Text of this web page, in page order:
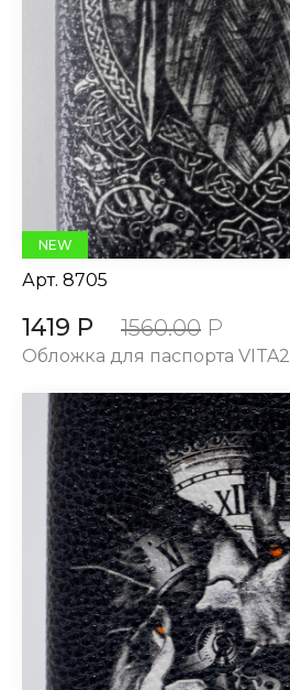
NEW
Арт. 8705
1419 Р 1560.00 Р
Обложка для паспорта VITA2